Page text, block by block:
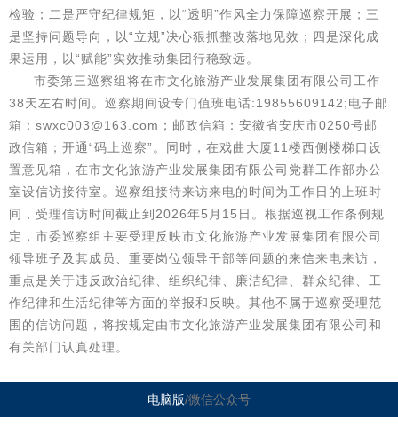
检验；二是严守纪律规矩，以“透明”作风全力保障巡察开展；三
是坚持问题导向，以“立规”决心狠抓整改落地见效；四是深化成
果运用，以“赋能”实效推动集团行稳致远。
市委第三巡察组将在市文化旅游产业发展集团有限公司工作
38天左右时间。巡察期间设专门值班电话:19855609142;电子邮
箱：swxc003@163.com；邮政信箱：安徽省安庆市0250号邮
政信箱；开通“码上巡察”。同时，在戏曲大厦11楼西侧楼梯口设
置意见箱，在市文化旅游产业发展集团有限公司党群工作部办公
室设信访接待室。巡察组接待来访来电的时间为工作日的上班时
间，受理信访时间截止到2026年5月15日。根据巡视工作条例规
定，市委巡察组主要受理反映市文化旅游产业发展集团有限公司
领导班子及其成员、重要岗位领导干部等问题的来信来电来访，
重点是关于违反政治纪律、组织纪律、廉洁纪律、群众纪律、工
作纪律和生活纪律等方面的举报和反映。其他不属于巡察受理范
围的信访问题，将按规定由市文化旅游产业发展集团有限公司和
有关部门认真处理。
电脑版/微信公众号